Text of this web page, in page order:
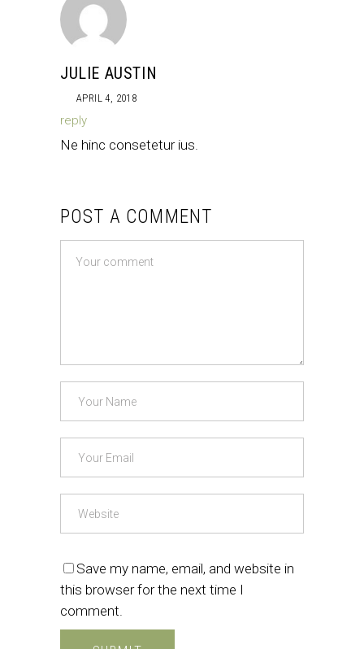
JULIE AUSTIN
APRIL 4, 2018
reply
Ne hinc consetetur ius.
POST A COMMENT
Save my name, email, and website in
this browser for the next time I
comment.